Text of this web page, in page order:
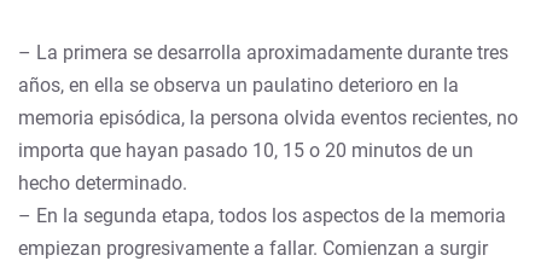
– La primera se desarrolla aproximadamente durante tres
años, en ella se observa un paulatino deterioro en la
memoria episódica, la persona olvida eventos recientes, no
importa que hayan pasado 10, 15 o 20 minutos de un
hecho determinado.
– En la segunda etapa, todos los aspectos de la memoria
empiezan progresivamente a fallar. Comienzan a surgir